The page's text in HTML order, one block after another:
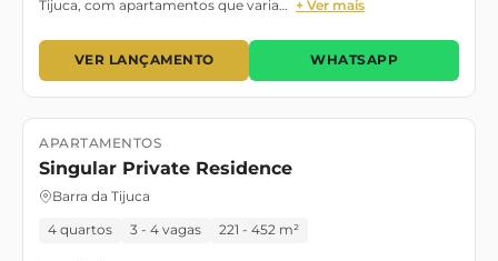
Tijuca, com apartamentos que varia… + Ver mais
VER LANÇAMENTO WHATSAPP
Lançamento Setembro/2028
APARTAMENTOS
Singular Private Residence
Barra da Tijuca
4 quartos 3 - 4 vagas 221 - 452 m²